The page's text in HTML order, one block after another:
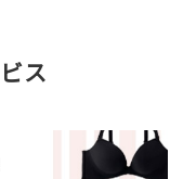
ス